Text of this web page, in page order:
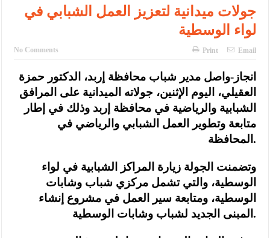
جولات ميدانية لتعزيز العمل الشبابي في
لواء الوسطية
No Comments Print Email
انجاز-واصل مدير شباب محافظة إربد، الدكتور حمزة
العقيلي، اليوم الإثنين، جولاته الميدانية على المرافق
الشبابية والرياضية في محافظة إربد وذلك في إطار
متابعة وتطوير العمل الشبابي والرياضي في
المحافظة.
وتضمنت الجولة زيارة المراكز الشبابية في لواء
الوسطية، والتي تشمل مركزي شباب وشابات
الوسطية، ومتابعة سير العمل في مشروع إنشاء
المبنى الجديد لشباب وشابات الوسطية.